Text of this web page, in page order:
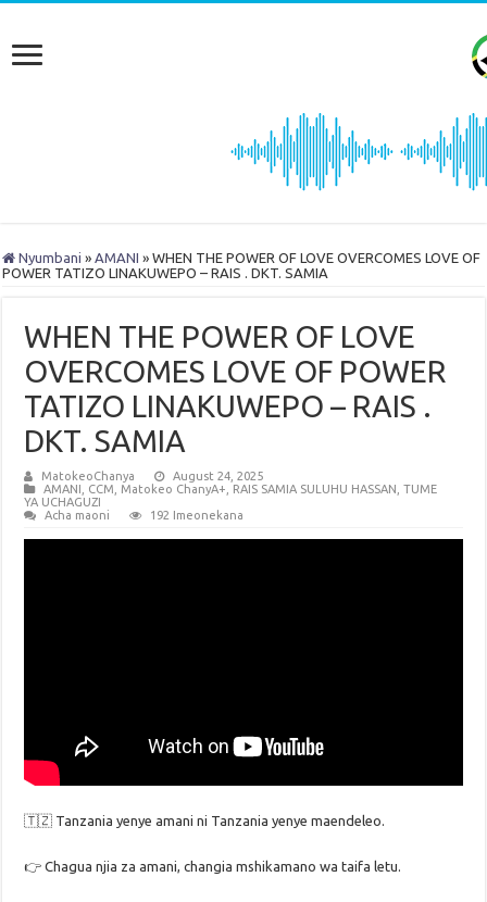
Nyumbani » AMANI » WHEN THE POWER OF LOVE OVERCOMES LOVE OF
POWER TATIZO LINAKUWEPO – RAIS . DKT. SAMIA
WHEN THE POWER OF LOVE
OVERCOMES LOVE OF POWER
TATIZO LINAKUWEPO – RAIS .
DKT. SAMIA
MatokeoChanya
August 24, 2025
AMANI
CCM Matokeo ChanyA+ RAIS SAMIA SULUHU HASSAN ,TUME
YA UCHAGUZI
Acha maoni
192 Imeonekana
🇹🇿 Tanzania yenye amani ni Tanzania yenye maendeleo.
👉 Chagua njia za amani, changia mshikamano wa taifa letu.